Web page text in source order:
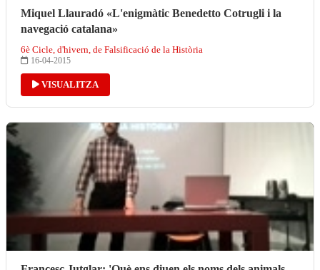
Miquel Llauradó «L'enigmàtic Benedetto Cotrugli i la
navegació catalana»
6è Cicle, d'hivern, de Falsificació de la Història
16-04-2015
VISUALITZA